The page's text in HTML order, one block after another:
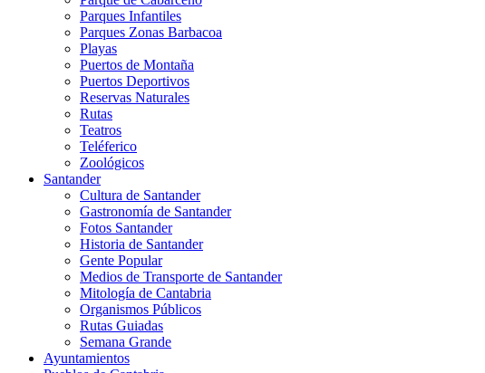
Parques Infantiles
Parques Zonas Barbacoa
Playas
Puertos de Montaña
Puertos Deportivos
Reservas Naturales
Rutas
Teatros
Teléferico
Zoológicos
Santander
Cultura de Santander
Gastronomía de Santander
Fotos Santander
Historia de Santander
Gente Popular
Medios de Transporte de Santander
Mitología de Cantabria
Organismos Públicos
Rutas Guiadas
Semana Grande
Ayuntamientos